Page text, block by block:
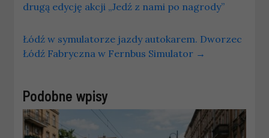
drugą edycję akcji „Jedź z nami po nagrody”
Łódź w symulatorze jazdy autokarem. Dworzec
Łódź Fabryczna w Fernbus Simulator →
Podobne wpisy